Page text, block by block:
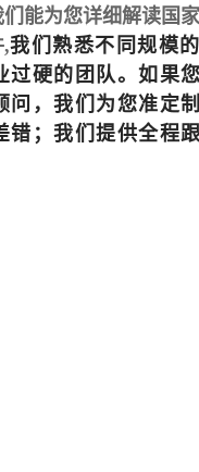
们能为您详细解读国
我们熟悉不同规模
硬的团队。如果
问，我们为您准定
；我们提供全程